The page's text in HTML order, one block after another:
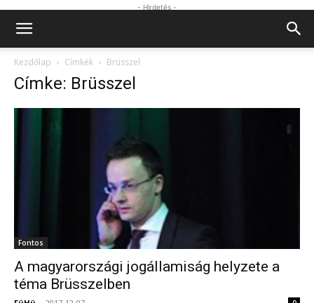
- Hirdetés -
Kezdőlap Címkék Brüsszel
Címke: Brüsszel
Fontos
A magyarországi jogállamiság helyzete a
téma Brüsszelben